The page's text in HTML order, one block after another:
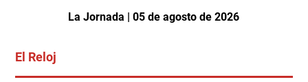
La Jornada | 05 de agosto de 2026
El Reloj